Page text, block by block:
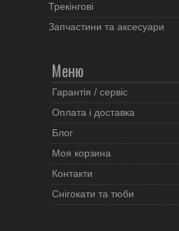
Трекінгові
Запчастини та аксесуари
Меню
Гарантія / сервіс
Оплата і доставка
Блог
Моя корзина
Контакти
Снігокати та тюби